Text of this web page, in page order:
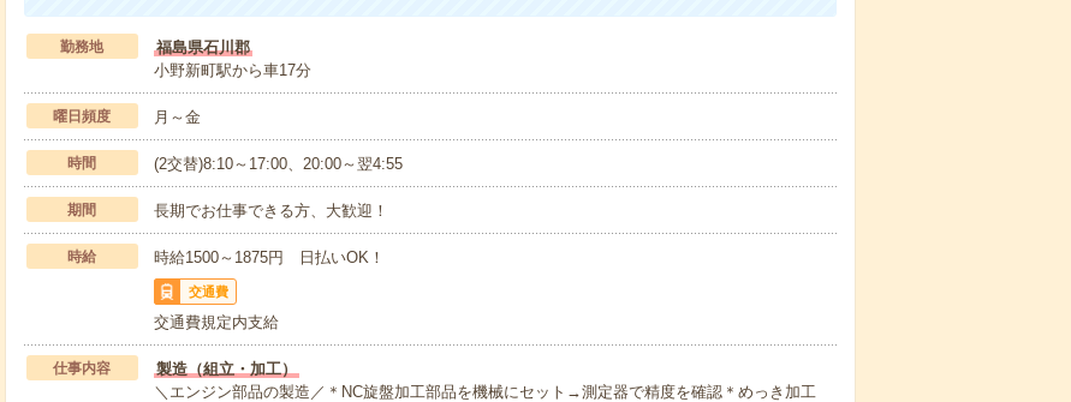
勤務地
福島県石川郡
小野新町駅から車17分
曜日頻度 月～金
時間 (2交替)8:10～17:00、20:00～翌4:55
期間 長期でお仕事できる方、大歓迎！
時給 時給1500～1875円 日払いOK！
交通費
交通費規定内支給
仕事内容
製造（組立・加工）
＼エンジン部品の製造／＊NC旋盤加工部品を機械にセット→測定器で精度を確認＊めっき加工